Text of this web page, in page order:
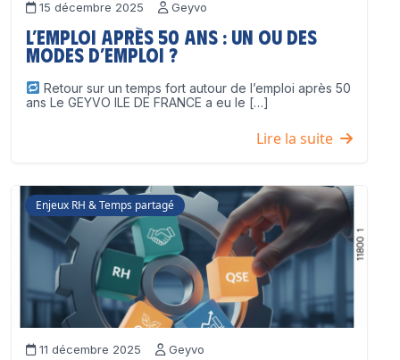
15 décembre 2025 Geyvo
L’emploi après 50 ans : un ou des
modes d’emploi ?
Retour sur un temps fort autour de l’emploi après 50
ans Le GEYVO ILE DE FRANCE a eu le […]
Lire la suite
Enjeux RH & Temps partagé
11 décembre 2025 Geyvo